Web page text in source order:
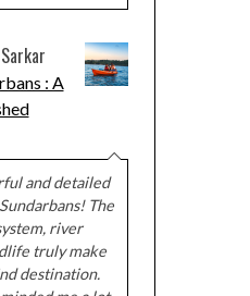
: A
and detailed
The
river
truly make
destination.